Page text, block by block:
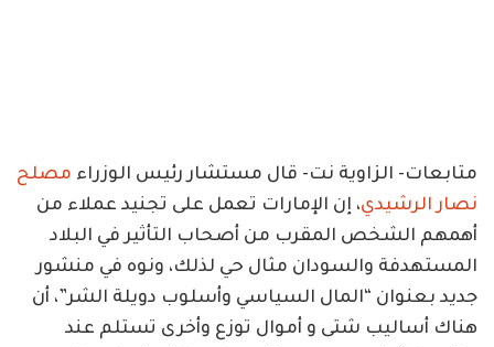
متابعات- الزاوية نت- قال مستشار رئيس الوزراء مصلح
نصار الرشيدي، إن الإمارات تعمل على تجنيد عملاء من
أهمهم الشخص المقرب من أصحاب التأثير في البلاد
المستهدفة والسودان مثال حي لذلك، ونوه في منشور
جديد بعنوان “المال السياسي وأسلوب دويلة الشر”، أن
هناك أساليب شتى و أموال توزع وأخرى تستلم عند